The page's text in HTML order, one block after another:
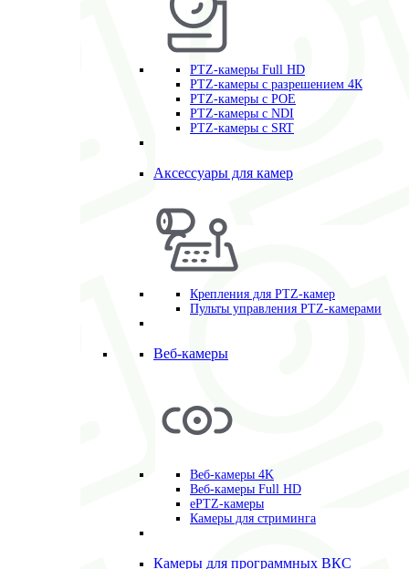
PTZ-камеры Full HD
PTZ-камеры с разрешением 4К
PTZ-камеры с POE
PTZ-камеры c NDI
PTZ-камеры с SRT
Аксессуары для камер
Крепления для PTZ-камер
Пульты управления PTZ-камерами
Веб-камеры
Веб-камеры 4K
Веб-камеры Full HD
ePTZ-камеры
Камеры для стриминга
Камеры для программных ВКС